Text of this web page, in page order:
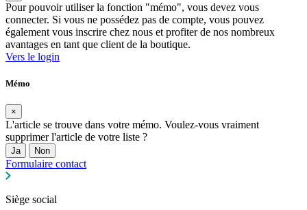
Pour pouvoir utiliser la fonction "mémo", vous devez vous
connecter. Si vous ne possédez pas de compte, vous pouvez
également vous inscrire chez nous et profiter de nos nombreux
avantages en tant que client de la boutique.
Vers le login
Mémo
×
L'article se trouve dans votre mémo. Voulez-vous vraiment
supprimer l'article de votre liste ?
Ja Non
Formulaire contact
Siège social